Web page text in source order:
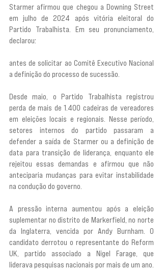
Starmer afirmou que chegou a Downing Street
em julho de 2024 após vitória eleitoral do
Partido Trabalhista. Em seu pronunciamento,
declarou:
antes de solicitar ao Comitê Executivo Nacional
a definição do processo de sucessão.
Desde maio, o Partido Trabalhista registrou
perda de mais de 1.400 cadeiras de vereadores
em eleições locais e regionais. Nesse período,
setores internos do partido passaram a
defender a saída de Starmer ou a definição de
data para transição de liderança, enquanto ele
rejeitou essas demandas e afirmou que não
anteciparia mudanças para evitar instabilidade
na condução do governo.
A pressão interna aumentou após a eleição
suplementar no distrito de Markerfield, no norte
da Inglaterra, vencida por Andy Burnham. O
candidato derrotou o representante do Reform
UK, partido associado a Nigel Farage, que
liderava pesquisas nacionais por mais de um ano.